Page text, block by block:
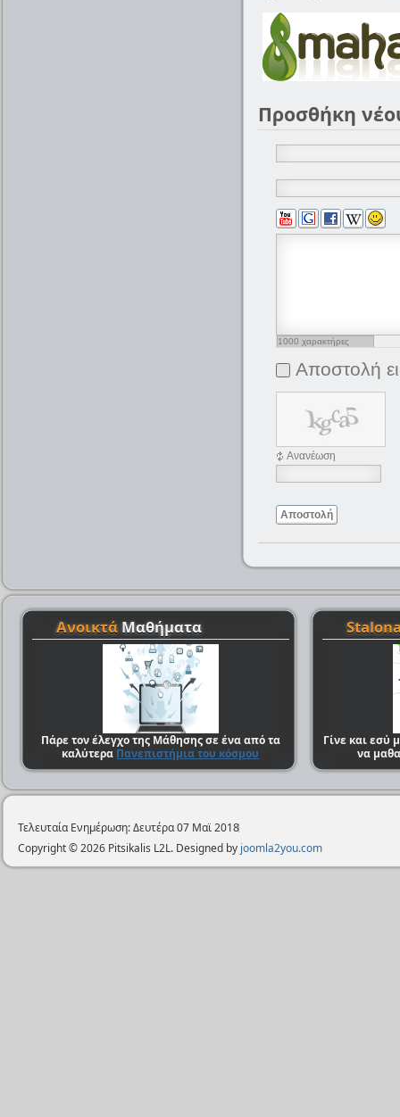
Προσθήκη
1000 χαρακτήρες
Αποστολή
Ανανέωση
Αποστολή
ΑνοικτάΜαθήματα
Πάρε τον έλεγχο της Μάθησηςσε ένα από τα
καλύτερα Πανεπιστήμια του κόσμου
Γίνε και εσύ
να
Τελευταία Ενημέρωση: Δευτέρα 07 Μαϊ 2018
Copyright © 2026 Pitsikalis L2L. Designed by joomla2you.com